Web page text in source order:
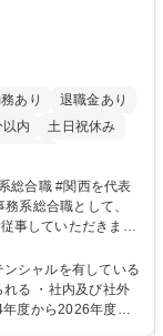
あり
退職金あり
内
土日祝休み
事していただきま
に関係する各種業
び将来のキャリアを
での現場育成や研
シャルを有している
る ・社内及び社外